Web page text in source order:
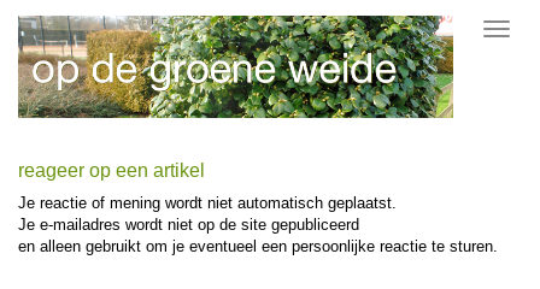
reageer op een artikel
Je reactie of mening wordt niet automatisch geplaatst.
Je e-mailadres wordt niet op de site gepubliceerd
en alleen gebruikt om je eventueel een persoonlijke reactie te sturen.